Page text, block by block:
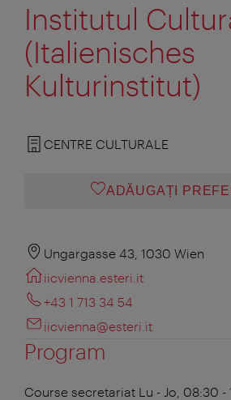
Institutul
(Italienisches
Kulturinstitut)
CENTRE CULTURALE
ADĂUGAȚI
Ungargasse 43, 1030 Wien
iicvienna.esteri.it
+43 1 713 34 54
iicvienna@esteri.it
Program
Course secretariat Lu - Jo, 08:30 -